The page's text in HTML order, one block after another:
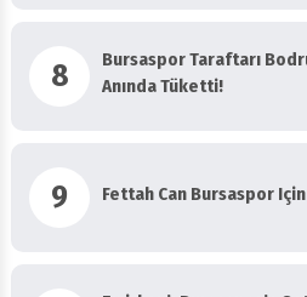
8
Bursaspor Taraftarı
Anında Tüketti!
9 Fettah Can Bursaspor